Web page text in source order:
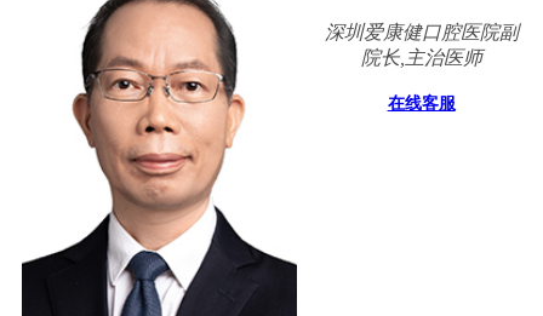
深圳爱康健口腔医院副
院长,主治医师
在线客服